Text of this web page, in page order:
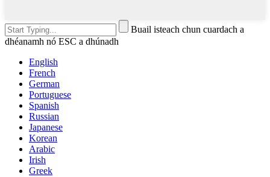
Buail isteach chun cuardach a
dhéanamh nó ESC a dhúnadh
English
French
German
Portuguese
Spanish
Russian
Japanese
Korean
Arabic
Irish
Greek